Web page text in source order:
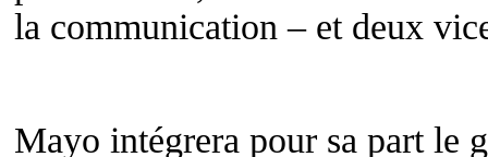
la communication – et deux
Mayo intégrera pour sa part le